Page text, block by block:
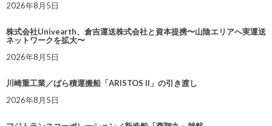
2026年8月5日
株式会社Univearth、倉吉運送株式会社と資本提携〜山陰エリアへ実運送
ネットワークを拡大〜
2026年8月5日
川崎重工業／ばら積運搬船「ARISTOS II」の引き渡し
2026年8月5日